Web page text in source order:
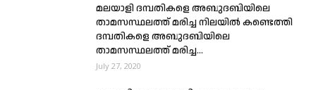
മലയാളി ദമ്പതികളെ അബുദബിയിലെ
താമസസ്ഥലത്ത് മരിച്ച നിലയില്‍ കണ്ടെത്തി
ദമ്പതികളെ അബുദബിയിലെ
താമസസ്ഥലത്ത് മരിച്ച...
July 27, 2020